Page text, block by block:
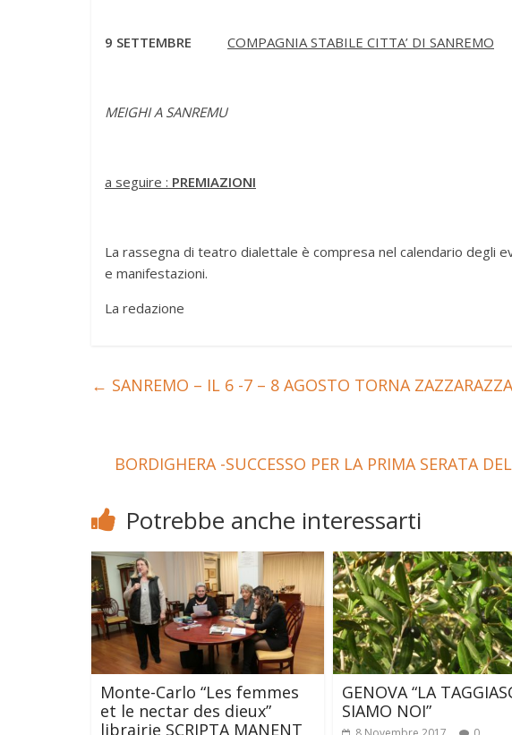
9 SETTEMBRE COMPAGNIA STABILE CITTA’ DI SANREMO
MEIGHI A SANREMU
a seguire : PREMIAZIONI
La rassegna di teatro dialettale è compresa nel calendario degli
e manifestazioni.
La redazione
← SANREMO – IL 6 -7 – 8 AGOSTO TORNA
BORDIGHERA -SUCCESSO PER LA PRIMA SERATA
Potrebbe anche interessarti
Monte-Carlo “Les femmes
et le nectar des dieux”
librairie SCRIPTA MANENT
GENOVA “LA
SIAMO NOI”